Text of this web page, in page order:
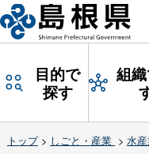
目的で
探す
組
トップ> しごと・産業 > 水